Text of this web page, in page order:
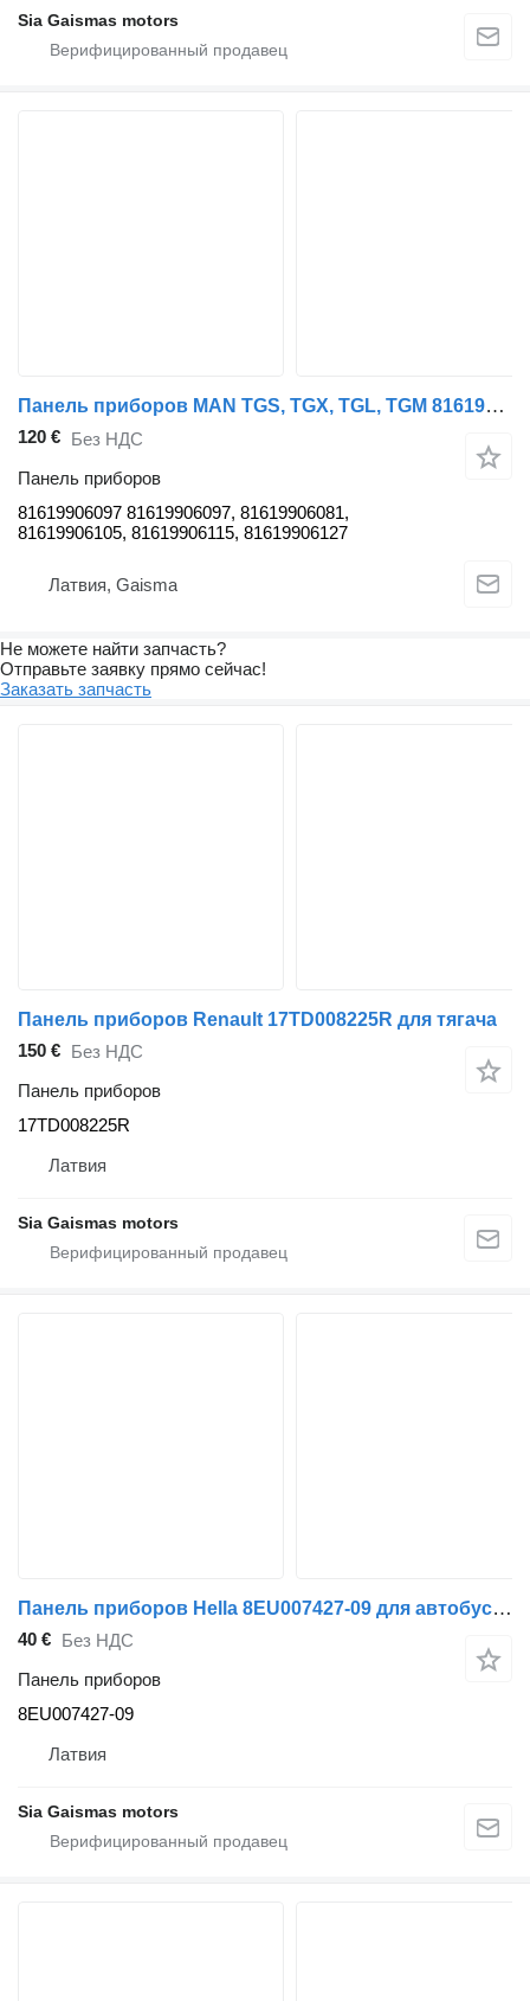
Sia Gaismas motors
Панель приборов MAN TGS, TGX, TGL, TGM 81619906097 для тягача MAN TGX (01.07-12.21)
120 € Без НДС
Панель приборов
81619906097 81619906097, 81619906081,
81619906105, 81619906115, 81619906127
Латвия, Gaisma
Не можете найти запчасть?
Отправьте заявку прямо сейчас!
Заказать запчасть
Панель приборов Renault 17TD008225R для тягача
150 € Без НДС
Панель приборов
17TD008225R
Латвия
Sia Gaismas motors
Панель приборов Hella 8EU007427-09 для автобуса Hella
40 € Без НДС
Панель приборов
8EU007427-09
Латвия
Sia Gaismas motors